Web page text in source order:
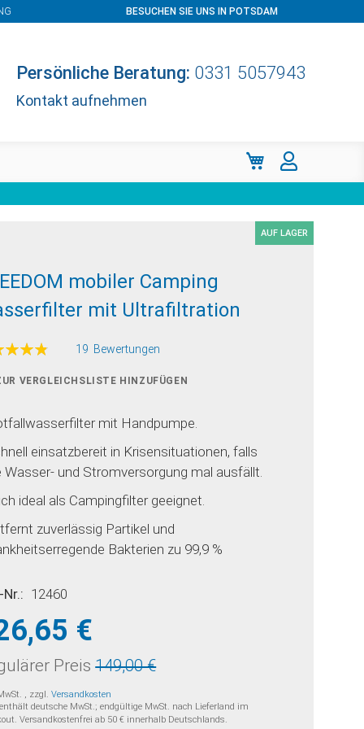
BESUCHEN SIE UNS IN POTSDAM
Persönliche Beratung: 0331 5057943
Kontakt aufnehmen
Mein Warenkorb
AUF LAGER
mobiler Camping
mit Ultrafiltration
19 Bewertungen
VERGLEICHSLISTE HINZUFÜGEN
mit Handpumpe.
einsatzbereit in Krisensituationen, falls
Wasser- und Stromversorgung mal ausfällt.
ideal als Campingfilter geeignet.
zuverlässig Partikel und
Bakterien zu 99,9 %
12460
€
Preis 149,00 €
, zzgl.Versandkosten
deutsche MwSt.; endgültige MwSt. nach Lieferland im
Versandkostenfrei ab 50 € innerhalb Deutschlands.